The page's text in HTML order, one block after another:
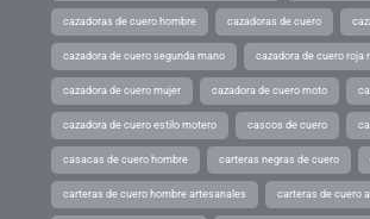
cazadoras de cuero hombre cazadoras de cuero
cazadora de cuero segunda mano cazadora de cuero roja
cazadora de cuero mujer cazadora de cuero moto
cazadora de cuero estilo motero cascos de cuero
casacas de cuero hombre carteras negras de cuero
carteras de cuero hombre artesanales carteras de cuero